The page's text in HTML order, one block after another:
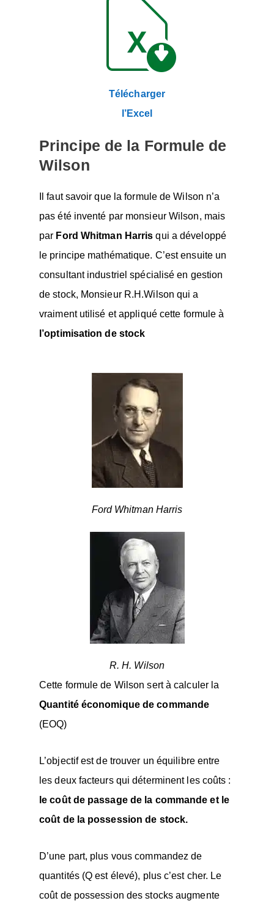
Télécharger
l’Excel
Principe de la Formule de
Wilson
Il faut savoir que la formule de Wilson n’a
pas été inventé par monsieur Wilson, mais
par Ford Whitman Harris qui a développé
le principe mathématique. C’est ensuite un
consultant industriel spécialisé en gestion
de stock, Monsieur R.H.Wilson qui a
vraiment utilisé et appliqué cette formule à
l’optimisation de stock
Ford Whitman Harris
R. H. Wilson
Cette formule de Wilson sert à calculer la
Quantité économique de commande
(EOQ)
L’objectif est de trouver un équilibre entre
les deux facteurs qui déterminent les coûts :
le coût de passage de la commande et le
coût de la possession de stock.
D’une part, plus vous commandez de
quantités (Q est élevé), plus c’est cher. Le
coût de possession des stocks augmente